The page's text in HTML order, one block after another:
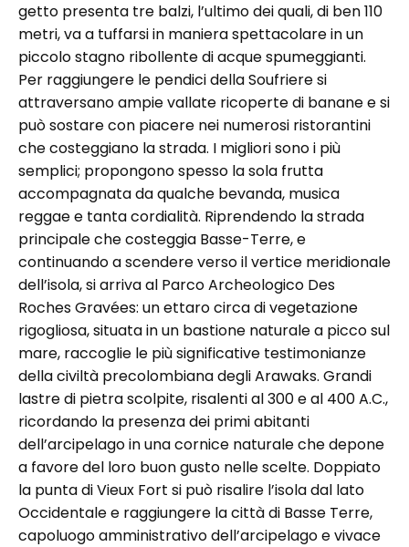
getto presenta tre balzi, l’ultimo dei quali, di ben 110
metri, va a tuffarsi in maniera spettacolare in un
piccolo stagno ribollente di acque spumeggianti.
Per raggiungere le pendici della Soufriere si
attraversano ampie vallate ricoperte di banane e si
può sostare con piacere nei numerosi ristorantini
che costeggiano la strada. I migliori sono i più
semplici; propongono spesso la sola frutta
accompagnata da qualche bevanda, musica
reggae e tanta cordialità. Riprendendo la strada
principale che costeggia Basse-Terre, e
continuando a scendere verso il vertice meridionale
dell’isola, si arriva al Parco Archeologico Des
Roches Gravées: un ettaro circa di vegetazione
rigogliosa, situata in un bastione naturale a picco sul
mare, raccoglie le più significative testimonianze
della civiltà precolombiana degli Arawaks. Grandi
lastre di pietra scolpite, risalenti al 300 e al 400 A.C.,
ricordando la presenza dei primi abitanti
dell’arcipelago in una cornice naturale che depone
a favore del loro buon gusto nelle scelte. Doppiato
la punta di Vieux Fort si può risalire l’isola dal lato
Occidentale e raggiungere la città di Basse Terre,
capoluogo amministrativo dell’arcipelago e vivace